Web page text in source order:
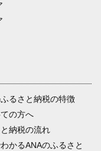
るさと納税の特徴
の方へ
納税の流れ
かるANAのふるさと